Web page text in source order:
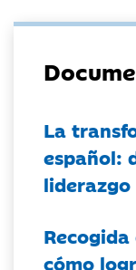
La
español:
cómo